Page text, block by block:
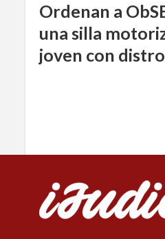
Ordenan a
una silla
joven con